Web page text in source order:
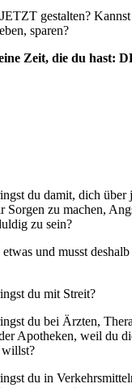
gestalten? Kannst
sparen?
Zeit, die du hast:
du damit, dich über
Sorgen zu machen,
zu sein?
und musst
du mit Streit?
du bei Ärzten,
Apotheken, weil du
du in